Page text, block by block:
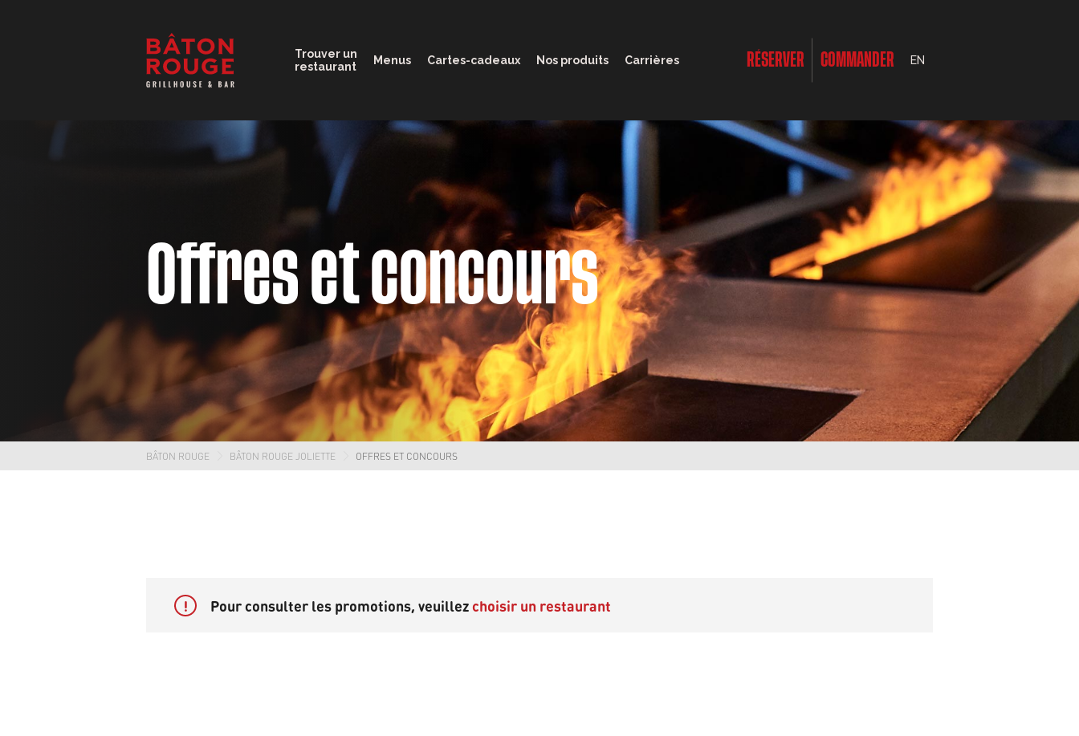
Trouver un
restaurant
Menus Cartes-cadeaux Nos produits Carrières RÉSERVER COMMANDER EN
Offres et concours
BÂTON ROUGE BÂTON ROUGE JOLIETTE OFFRES ET CONCOURS
! Pour consulter les promotions, veuillezchoisir un restaurant